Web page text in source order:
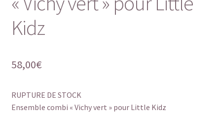
Kidz
58,00€
RUPTURE DE STOCK
Ensemble combi « Vichy vert » pour Little Kidz